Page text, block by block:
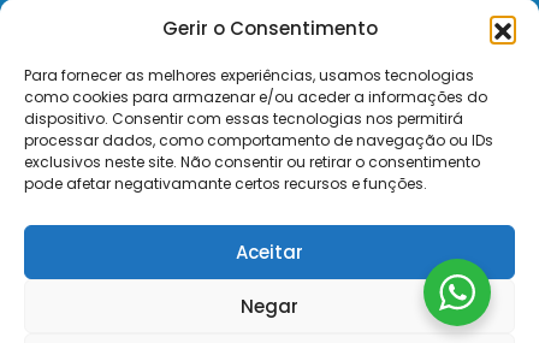
Gerir o Consentimento
Para fornecer as melhores experiências, usamos tecnologias
como cookies para armazenar e/ou aceder a informações do
dispositivo. Consentir com essas tecnologias nos permitirá
processar dados, como comportamento de navegação ou IDs
exclusivos neste site. Não consentir ou retirar o consentimento
pode afetar negativamante certos recursos e funções.
Aceitar
Negar
Site by VC.
Pagamentos Seguros MB | MB WAY | Transferência Bancária | Payshop | Visa | Mastercard | Visa